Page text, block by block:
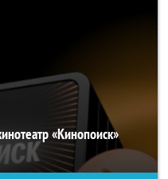
«Кинопоиск»